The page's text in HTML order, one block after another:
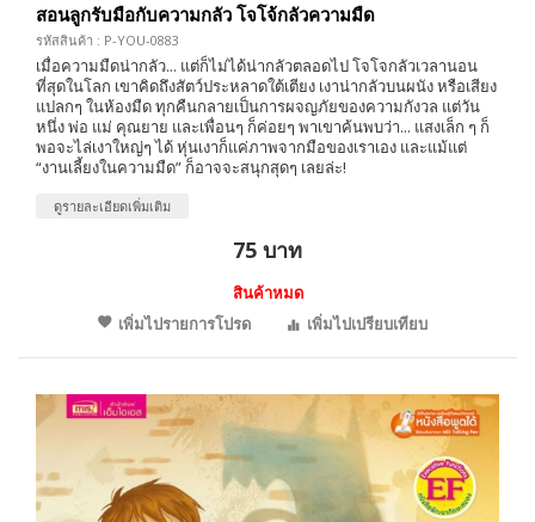
สอนลูกรับมือกับความกลัว โจโจ้กลัวความมืด
รหัสสินค้า : P-YOU-0883
เมื่อความมืดน่ากลัว... แต่ก็ไม่ได้น่ากลัวตลอดไป โจโจกลัวเวลานอน
ที่สุดในโลก เขาคิดถึงสัตว์ประหลาดใต้เตียง เงาน่ากลัวบนผนัง หรือเสียง
แปลกๆ ในห้องมืด ทุกคืนกลายเป็นการผจญภัยของความกังวล แต่วัน
หนึ่ง พ่อ แม่ คุณยาย และเพื่อนๆ ก็ค่อยๆ พาเขาค้นพบว่า... แสงเล็ก ๆ ก็
พอจะไล่เงาใหญ่ๆ ได้ หุ่นเงาก็แค่ภาพจากมือของเราเอง และแม้แต่
“งานเลี้ยงในความมืด” ก็อาจจะสนุกสุดๆ เลยล่ะ!
ดูรายละเอียดเพิ่มเติม
75 บาท
สินค้าหมด
เพิ่มไปรายการโปรด
เพิ่มไปเปรียบเทียบ